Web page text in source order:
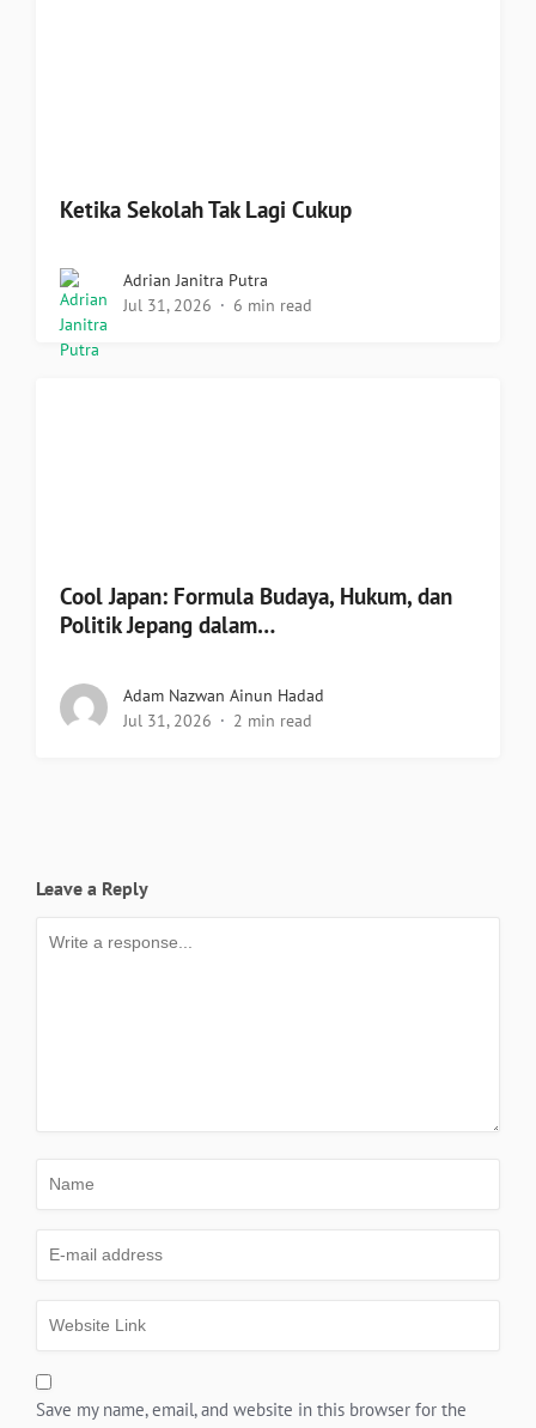
Ketika Sekolah Tak Lagi Cukup
Adrian Janitra Putra
Jul 31, 2026
6 min read
Cool Japan: Formula Budaya, Hukum, dan
Politik Jepang dalam…
Adam Nazwan Ainun Hadad
Jul 31, 2026
2 min read
Leave a Reply
Save my name, email, and website in this browser for the